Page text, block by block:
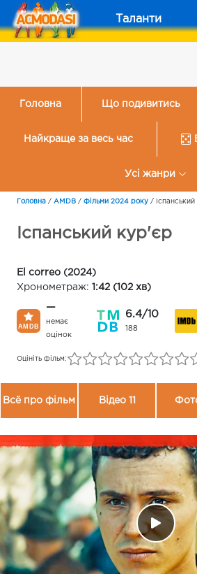
Таланти
Головна Що подивитись
Найкраще за весь час
Усі жанри
Головна / AMDB / Фільми 2024 року /
Іспанський кур'єр
El correo (2024)
Хронометраж: 1:42 (102 хв)
—
немає
оцінок
6.4/10
188
Оцініть фільм:
Всё про фільм Відео 11